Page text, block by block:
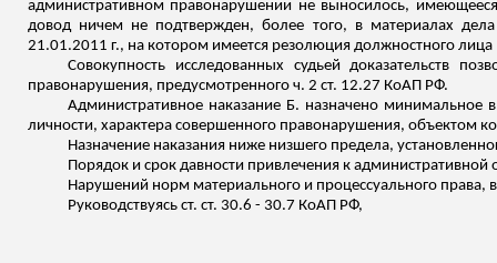
административном правонарушении не выносилось,
довод ничем не подтвержден, более того, в материалах
21.01.2011 г., на котором имеется резолюция должностного
Совокупность исследованных судьей доказательств
правонарушения, предусмотренного ч. 2 ст. 12.27 КоАП РФ.
Административное наказание Б. назначено минимальное
личности, характера совершенного правонарушения, объектом
Назначение наказания ниже низшего предела,
Порядок и срок давности привлечения к административной
Нарушений норм материального и процессуального права,
Руководствуясь ст. ст. 30.6 - 30.7 КоАП РФ,